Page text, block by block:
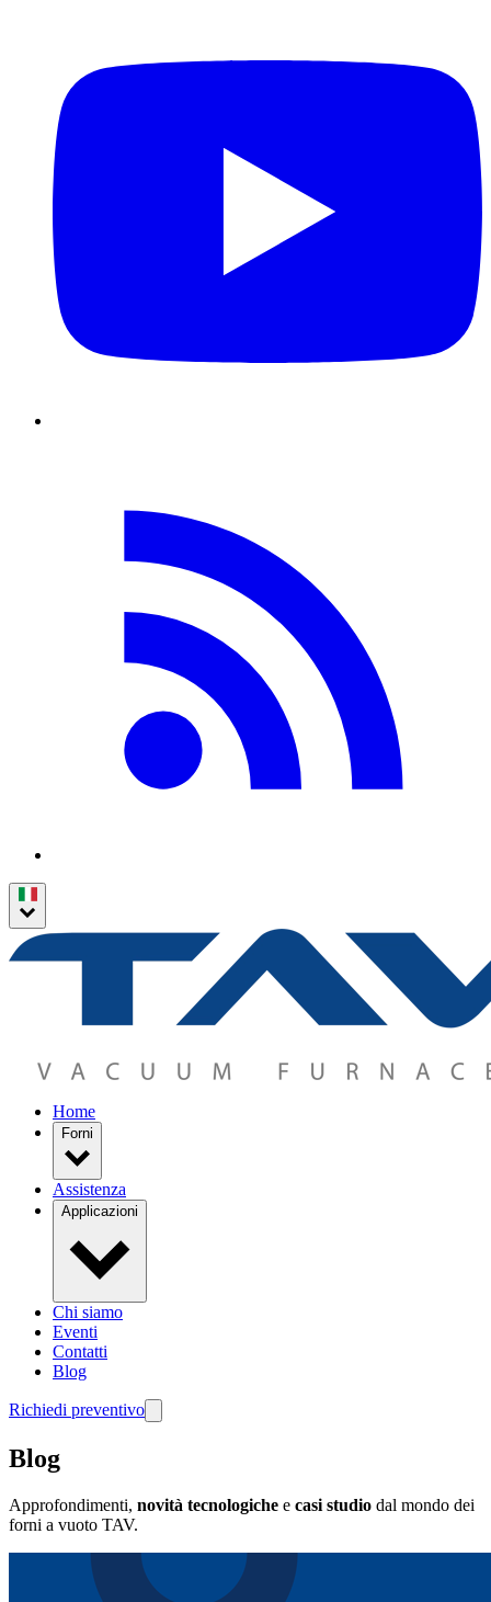
Home
Forni
Assistenza
Applicazioni
Chi siamo
Eventi
Contatti
Blog
Richiedi preventivo
Blog
Approfondimenti, novità tecnologiche e casi studio dal mondo dei
forni a vuoto TAV.